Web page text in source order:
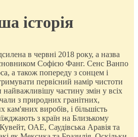
історія
в червні 2018 року, а назва
Софією Фанг. Сенс Ванпо
а також попереду з сонцем і
первісний намір чистоти
найважливішу частину змін у всіх
з природних гранітних,
виробів, і більшість
з країн на Близькому
ОАЕ, Саудівська Аравія та